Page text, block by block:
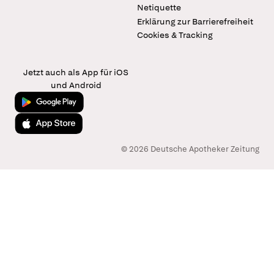
Netiquette
Erklärung zur Barrierefreiheit
Cookies & Tracking
Jetzt auch als App für iOS
und Android
Jetzt bei Google Play
Laden im App Store
© 2026 Deutsche Apotheker Zeitung